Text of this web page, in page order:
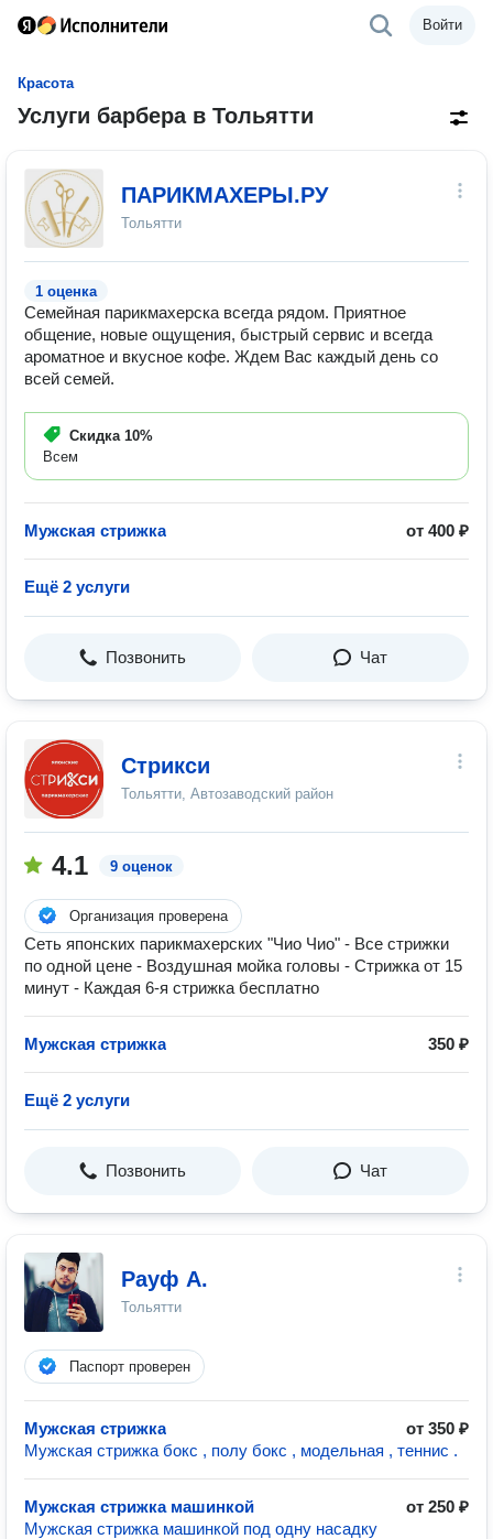
Войти
Красота
Услуги барбера в Тольятти
ПАРИКМАХЕРЫ.РУ
Тольятти
1 оценка
Семейная парикмахерска всегда рядом. Приятное
общение, новые ощущения, быстрый сервис и всегда
ароматное и вкусное кофе. Ждем Вас каждый день со
всей семей.
Скидка 10%
Всем
Мужская стрижка от 400 ₽
Ещё 2 услуги
Позвонить Чат
Стрикси
Тольятти, Автозаводский район
4.1 9 оценок
Организация проверена
Сеть японских парикмахерских "Чио Чио" - Все стрижки
по одной цене - Воздушная мойка головы - Стрижка от 15
минут - Каждая 6-я стрижка бесплатно
Мужская стрижка 350 ₽
Ещё 2 услуги
Позвонить Чат
Рауф А.
Тольятти
Паспорт проверен
Мужская стрижка
от 350 ₽
Мужская стрижка бокс , полу бокс , модельная , теннис .
Мужская стрижка машинкой
от 250 ₽
Мужская стрижка машинкой под одну насадку